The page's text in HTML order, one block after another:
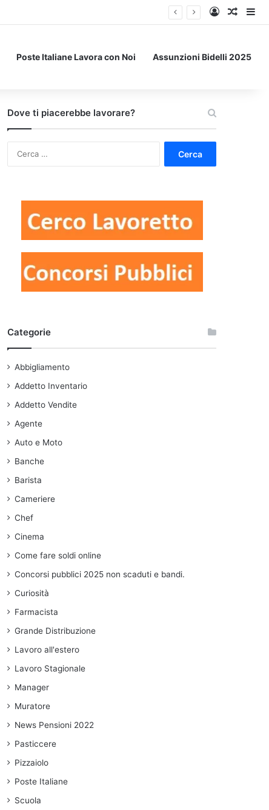
Accedi
Un
Poste Italiane Lavora con Noi Assunzioni Bidelli 2025
Dove ti piacerebbe lavorare?
Categorie
Abbigliamento
Addetto Inventario
Addetto Vendite
Agente
Auto e Moto
Banche
Barista
Cameriere
Chef
Cinema
Come fare soldi online
Concorsi pubblici 2025 non scaduti e bandi.
Curiosità
Farmacista
Grande Distribuzione
Lavoro all'estero
Lavoro Stagionale
Manager
Muratore
News Pensioni 2022
Pasticcere
Pizzaiolo
Poste Italiane
Scuola